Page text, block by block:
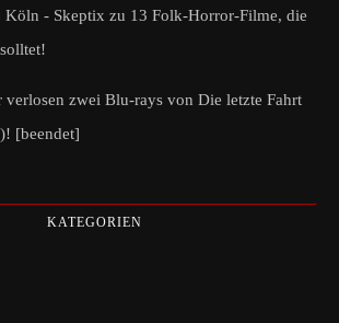
Köln - Skeptix zu 13 Folk-Horror-Filme, die
verlosen zwei Blu-rays von Die letzte Fahrt
[beendet]
KATEGORIEN